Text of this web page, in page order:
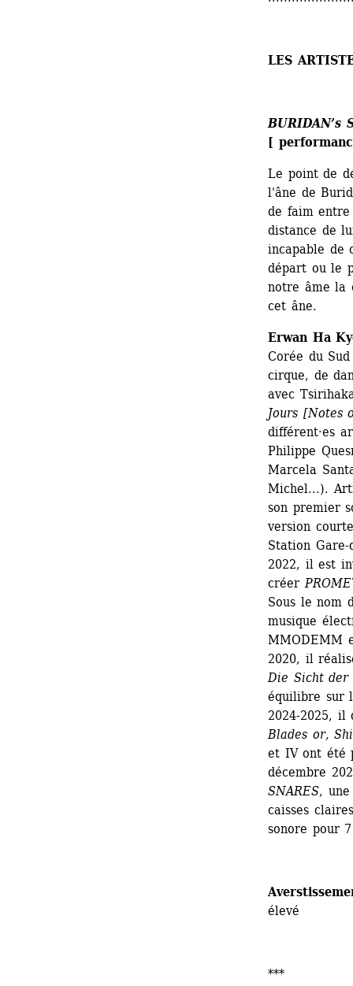
LES
BURIDAN’s
[
Le point de
l'âne de
de faim entre
distance de
incapable de
départ ou le
notre âme la
cet âne.
Erwan Ha
Corée du
cirque, de
avec
Jours [Notes
différent·es
Philippe
Marcela
Michel...).
son premier
version
Station
2022, il est
créer
Sous le nom
musique
MMODEMM
2020, il
Die Sicht der
équilibre sur
2024-2025, il
Blades or,
et IV ont été
décembre
SNARES, une
caisses
sonore pour
élevé
***